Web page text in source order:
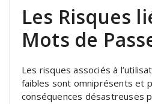
Les Risques
Mots de
Les risques associés à
faibles sont omniprésents et
conséquences désastreuses